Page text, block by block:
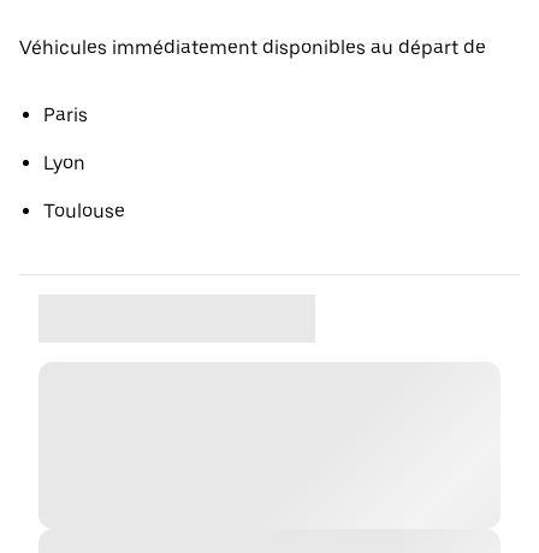
Véhicules immédiatement disponibles au départ de
Paris
Lyon
Toulouse